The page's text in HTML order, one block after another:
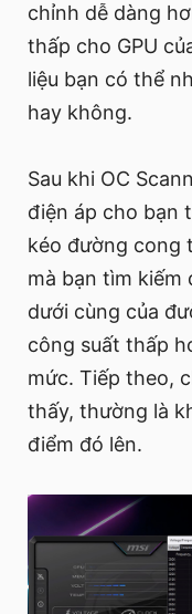
chỉnh dễ dàng
thấp cho GPU
liệu bạn có thể
hay không.
Sau khi OC
điện áp cho bạn
kéo đường cong
mà bạn tìm kiếm
dưới cùng của
công suất thấp
mức. Tiếp theo,
thấy, thường là
điểm đó lên.